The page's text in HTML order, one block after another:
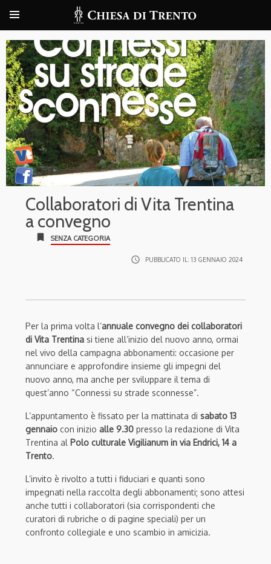
Collaboratori di Vita Trentina
a convegno
bookmark SENZA CATEGORIA
access_time PUBBLICATO IL: 13 GENNAIO 2024
Per la prima volta l’annuale convegno dei collaboratori
di Vita Trentina si tiene all’inizio del nuovo anno, ormai
nel vivo della campagna abbonamenti: occasione per
annunciare e approfondire insieme gli impegni del
nuovo anno, ma anche per sviluppare il tema di
quest’anno “Connessi su strade sconnesse”.
L’appuntamento è fissato per la mattinata di sabato 13
gennaio con inizio alle 9.30 presso la redazione di Vita
Trentina al Polo culturale Vigilianum in via Endrici, 14 a
Trento.
L’invito è rivolto a tutti i fiduciari e quanti sono
impegnati nella raccolta degli abbonamenti; sono attesi
anche tutti i collaboratori (sia corrispondenti che
curatori di rubriche o di pagine speciali) per un
confronto collegiale e uno scambio in amicizia.